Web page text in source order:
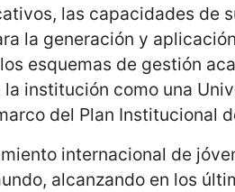
las capacidades de
la generación y
esquemas de gestión
institución como una
del Plan Institucional
internacional de
alcanzando en los